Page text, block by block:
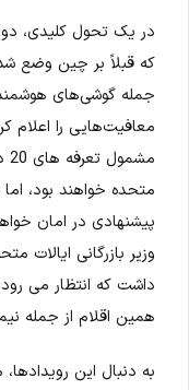
در یک تحول کلیدی،
که قبلاً بر چین وضع
جمله گوشی‌های
معافیت‌هایی را اعلام
پیشنهادی در امان
داشت که انتظار می
همین اقلام از جمله
به دنبال این